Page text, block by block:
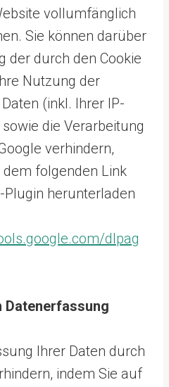
vollumfänglich
Sie können darüber
der durch den Cookie
Nutzung der
(inkl. Ihrer IP-
die Verarbeitung
verhindern,
folgenden Link
herunterladen
dlpag
Datenerfassung
Ihrer Daten durch
indem Sie auf